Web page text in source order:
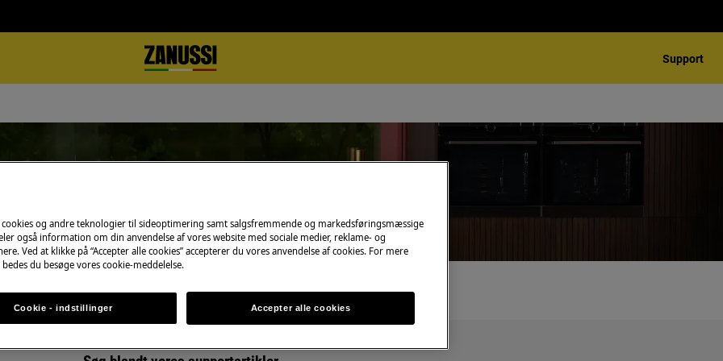
Support
til EcoDesign-Opvaskemaskiner
cookies og andre teknologier til sideoptimering samt salgsfremmende og markedsføringsmæssige
også information om din anvendelse af vores website med sociale medier, reklame- og
Ved at klikke på “Accepter alle cookies” accepterer du vores anvendelse af cookies. For mere
du besøge vores cookie-meddelelse.
Cookie - indstillinger Accepter alle cookies